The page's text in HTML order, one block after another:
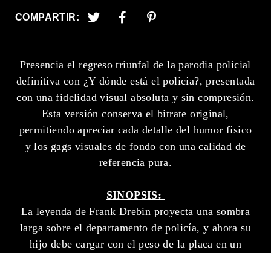
COMPARTIR:
Presencia el regreso triunfal de la parodia policial
definitiva con ¿Y dónde está el policía?, presentada
con una fidelidad visual absoluta y sin compresión.
Esta versión conserva el bitrate original,
permitiendo apreciar cada detalle del humor físico
y los gags visuales de fondo con una calidad de
referencia pura.
SINOPSIS:
La leyenda de Frank Drebin proyecta una sombra
larga sobre el departamento de policía, y ahora su
hijo debe cargar con el peso de la placa en un